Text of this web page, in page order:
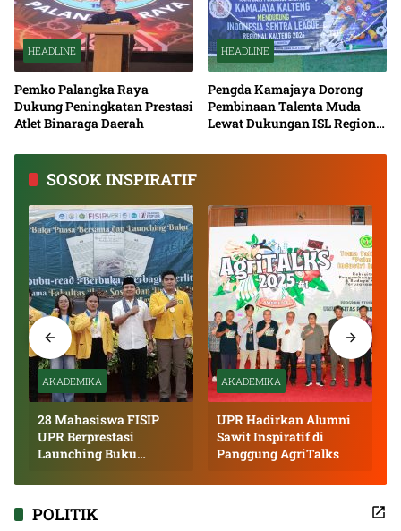
HEADLINE
Pemko Palangka Raya
Dukung Peningkatan Prestasi
Atlet Binaraga Daerah
HEADLINE
Pengda Kamajaya Dorong
Pembinaan Talenta Muda
Lewat Dukungan ISL Regional
SOSOK INSPIRATIF
AKADEMIKA
28 Mahasiswa FISIP
UPR Berprestasi
Launching Buku
AKADEMIKA
UPR Hadirkan Alumni
Sawit Inspiratif di
Panggung AgriTalks
POLITIK